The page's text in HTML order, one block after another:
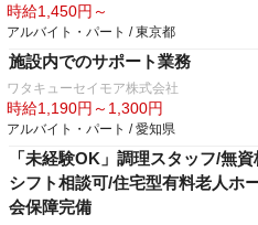
時給1,450円～
アルバイト・パート / 東京都
施設内でのサポート業務
ワタキューセイモア株式会社
時給1,190円～1,300円
アルバイト・パート / 愛知県
「未経験OK」調理スタッフ/無
シフト相談可/住宅型有料老人ホ
会保障完備